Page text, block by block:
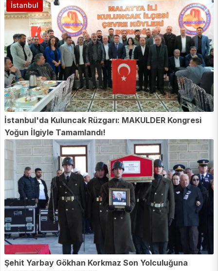
İstanbul'da Kuluncak Rüzgarı: MAKULDER Kongresi
Yoğun İlgiyle Tamamlandı!
İstanbul
Şehit Yarbay Gökhan Korkmaz Son Yolculuğuna